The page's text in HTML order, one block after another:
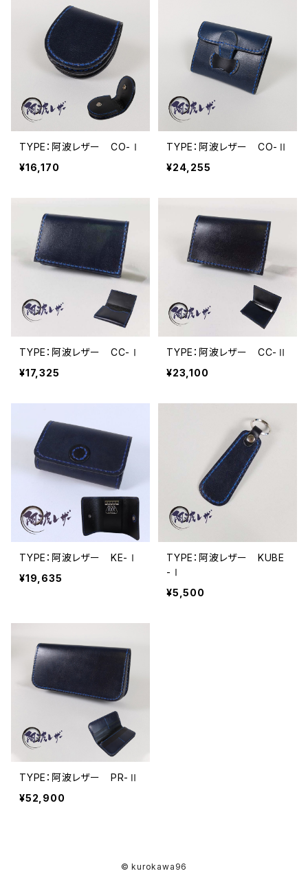
TYPE：阿波レザー CO-Ⅰ
¥16,170
TYPE：阿波レザー CO-Ⅱ
¥24,255
TYPE：阿波レザー CC-Ⅰ
¥17,325
TYPE：阿波レザー CC-Ⅱ
¥23,100
TYPE：阿波レザー KE-Ⅰ
¥19,635
TYPE：阿波レザー KUBE
-Ⅰ
¥5,500
TYPE：阿波レザー PR-Ⅱ
¥52,900
© kurokawa96